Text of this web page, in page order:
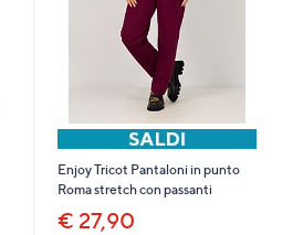
Enjoy Tricot Pantaloni in punto
Roma stretch con passanti
€ 27,90